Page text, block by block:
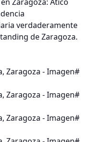
verdaderamente
de Zaragoza.